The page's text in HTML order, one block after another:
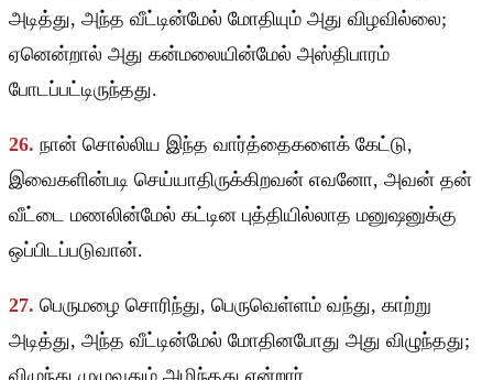
அடித்து, அந்த வீட்டின்மேல் மோதியும் அது விழவில்லை;
ஏனென்றால் அது கன்மலையின்மேல் அஸ்திபாரம்
போடப்பட்டிருந்தது.
26. நான் சொல்லிய இந்த வார்த்தைகளைக் கேட்டு,
இவைகளின்படி செய்யாதிருக்கிறவன் எவனோ, அவன் தன்
வீட்டை மணலின்மேல் கட்டின புத்தியில்லாத மனுஷனுக்கு
ஒப்பிடப்படுவான்.
27. பெருமழை சொரிந்து, பெருவெள்ளம் வந்து, காற்று
அடித்து, அந்த வீட்டின்மேல் மோதினபோது அது விழுந்தது;